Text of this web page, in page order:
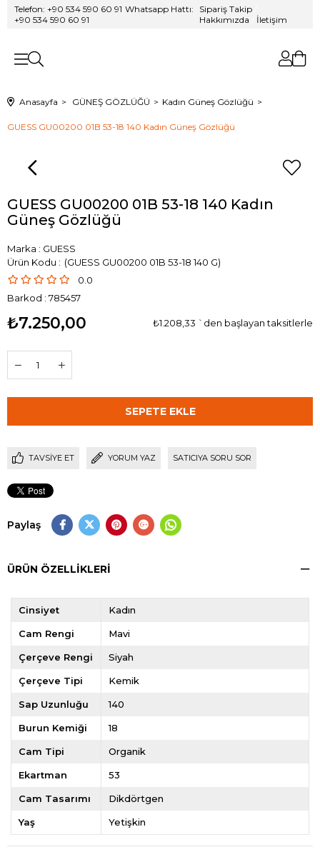
Telefon: +90 534 590 60 91 Whatsapp Hattı:
+90 534 590 60 91
Sipariş Takip
Hakkımızda
İletişim
Anasayfa GÜNEŞ GÖZLÜĞÜ Kadın Güneş Gözlüğü
GUESS GU00200 01B 53-18 140 Kadın Güneş Gözlüğü
GUESS GU00200 01B 53-18 140 Kadın
Güneş Gözlüğü
Marka : GUESS
(GUESS GU00200 01B 53-18 140 G)
0.0
Barkod : 785457
₺7.250,00 ₺1.208,33 `den başlayan taksitlerle
TAVSIYE ET YORUM YAZ SATICIYA SORU SOR
Paylaş
ÜRÜN ÖZELLIKLERI
Cinsiyet Kadın
Cam Rengi Mavi
Çerçeve Rengi Siyah
Çerçeve Tipi Kemik
Sap Uzunluğu 140
Burun Kemiği 18
Cam Tipi Organik
Ekartman 53
Cam Tasarımı Dikdörtgen
Yaş Yetişkin